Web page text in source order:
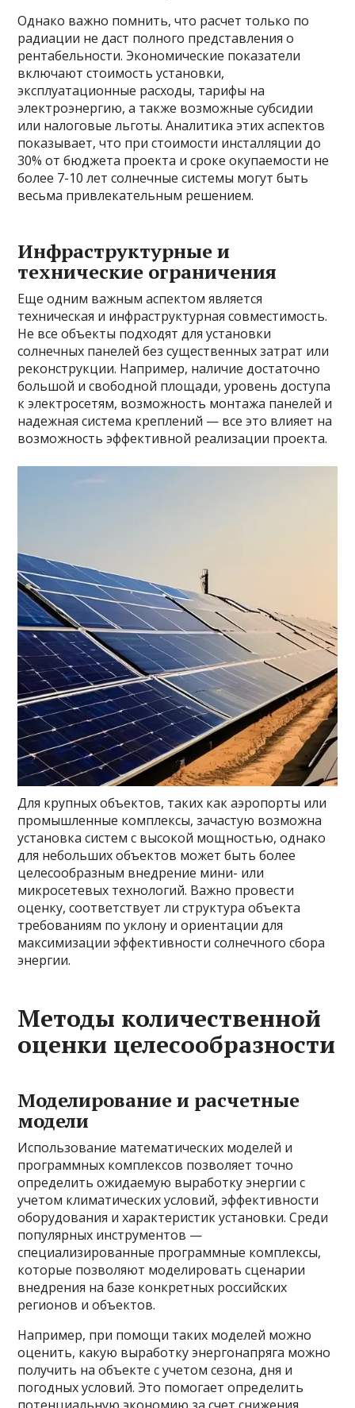
Однако важно помнить, что расчет только по
радиации не даст полного представления о
рентабельности. Экономические показатели
включают стоимость установки,
эксплуатационные расходы, тарифы на
электроэнергию, а также возможные субсидии
или налоговые льготы. Аналитика этих аспектов
показывает, что при стоимости инсталляции до
30% от бюджета проекта и сроке окупаемости не
более 7-10 лет солнечные системы могут быть
весьма привлекательным решением.
Инфраструктурные и
технические ограничения
Еще одним важным аспектом является
техническая и инфраструктурная совместимость.
Не все объекты подходят для установки
солнечных панелей без существенных затрат или
реконструкции. Например, наличие достаточно
большой и свободной площади, уровень доступа
к электросетям, возможность монтажа панелей и
надежная система креплений — все это влияет на
возможность эффективной реализации проекта.
Для крупных объектов, таких как аэропорты или
промышленные комплексы, зачастую возможна
установка систем с высокой мощностью, однако
для небольших объектов может быть более
целесообразным внедрение мини- или
микросетевых технологий. Важно провести
оценку, соответствует ли структура объекта
требованиям по уклону и ориентации для
максимизации эффективности солнечного сбора
энергии.
Методы количественной
оценки целесообразности
Моделирование и расчетные
модели
Использование математических моделей и
программных комплексов позволяет точно
определить ожидаемую выработку энергии с
учетом климатических условий, эффективности
оборудования и характеристик установки. Среди
популярных инструментов —
специализированные программные комплексы,
которые позволяют моделировать сценарии
внедрения на базе конкретных российских
регионов и объектов.
Например, при помощи таких моделей можно
оценить, какую выработку энергонапряга можно
получить на объекте с учетом сезона, дня и
погодных условий. Это помогает определить